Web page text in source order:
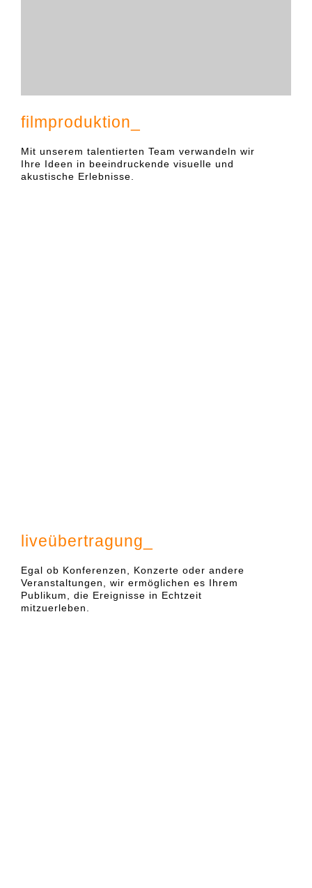
filmproduktion_
Mit unserem talentierten Team verwandeln wir
Ihre Ideen in beeindruckende visuelle und
akustische Erlebnisse.
liveübertragung_
Egal ob Konferenzen, Konzerte oder andere
Veranstaltungen, wir ermöglichen es Ihrem
Publikum, die Ereignisse in Echtzeit
mitzuerleben.